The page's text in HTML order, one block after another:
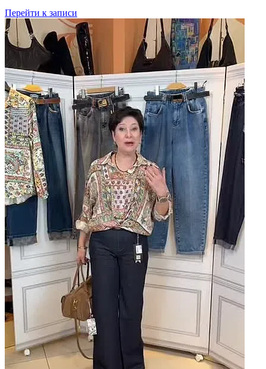
Перейти к записи